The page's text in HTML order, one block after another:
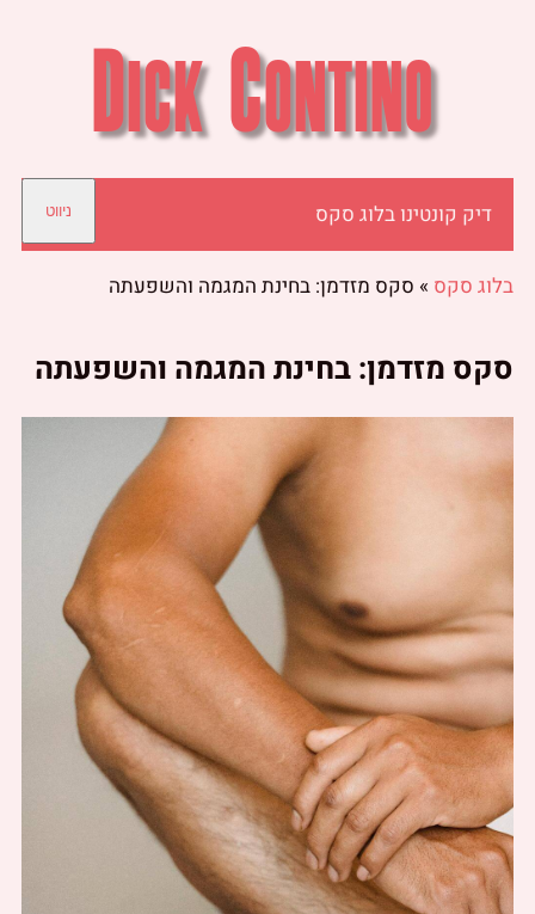
דיק קונטינו בלוג סקס ניווט
בלוג סקס » סקס מזדמן: בחינת המגמה והשפעתה
סקס מזדמן: בחינת המגמה והשפעתה